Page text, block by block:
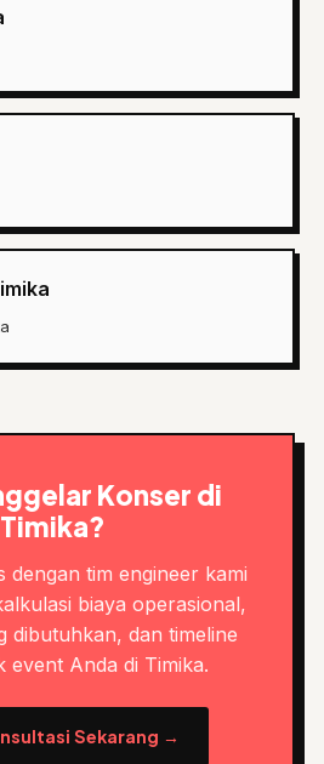
Konser di
Timika?
dengan tim engineer kami
biaya operasional,
dibutuhkan, dan timeline
event Anda di Timika.
Sekarang →